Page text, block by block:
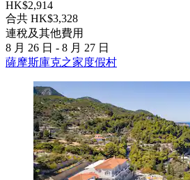
HK$2,914
合共 HK$3,328
連稅及其他費用
8 月 26 日 - 8 月 27 日
薩摩斯庫克之家度假村